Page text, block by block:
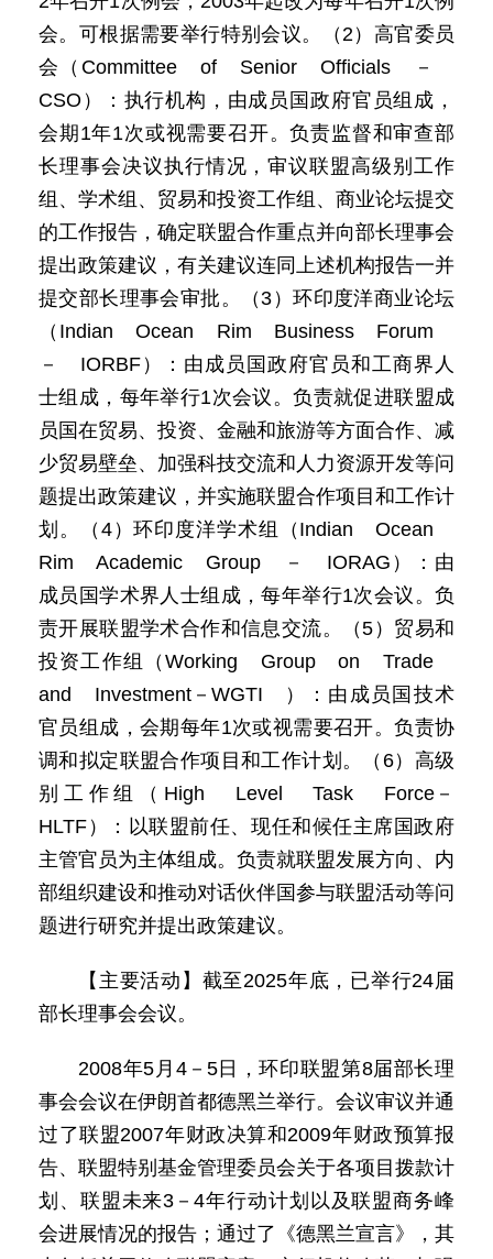
会。可根据需要举行特别会议。（2）高官委员
会（Committee of Senior Officials －
CSO）：执行机构，由成员国政府官员组成，
会期1年1次或视需要召开。负责监督和审查部
长理事会决议执行情况，审议联盟高级别工作
组、学术组、贸易和投资工作组、商业论坛提交
的工作报告，确定联盟合作重点并向部长理事会
提出政策建议，有关建议连同上述机构报告一并
提交部长理事会审批。（3）环印度洋商业论坛
（Indian Ocean Rim Business Forum
－ IORBF）：由成员国政府官员和工商界人
士组成，每年举行1次会议。负责就促进联盟成
员国在贸易、投资、金融和旅游等方面合作、减
少贸易壁垒、加强科技交流和人力资源开发等问
题提出政策建议，并实施联盟合作项目和工作计
划。（4）环印度洋学术组（Indian Ocean
Rim Academic Group － IORAG）：由
成员国学术界人士组成，每年举行1次会议。负
责开展联盟学术合作和信息交流。（5）贸易和
投资工作组（Working Group on Trade
and Investment－WGTI ）：由成员国技术
官员组成，会期每年1次或视需要召开。负责协
调和拟定联盟合作项目和工作计划。（6）高级
别工作组（High Level Task Force－
HLTF）：以联盟前任、现任和候任主席国政府
主管官员为主体组成。负责就联盟发展方向、内
部组织建设和推动对话伙伴国参与联盟活动等问
题进行研究并提出政策建议。
【主要活动】截至2025年底，已举行24届
部长理事会会议。
2008年5月4－5日，环印联盟第8届部长理
事会会议在伊朗首都德黑兰举行。会议审议并通
过了联盟2007年财政决算和2009年财政预算报
告、联盟特别基金管理委员会关于各项目拨款计
划、联盟未来3－4年行动计划以及联盟商务峰
会进展情况的报告；通过了《德黑兰宣言》，其